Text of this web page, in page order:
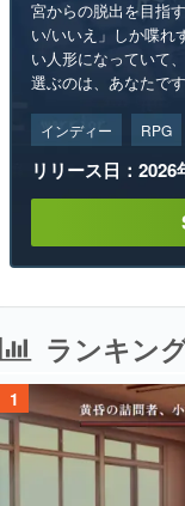
宮からの脱出を目指
い/いいえ」しか喋れ
い人形になっていて
選ぶのは、あなたです
インディー RPG
リリース日：2026
ランキン
1